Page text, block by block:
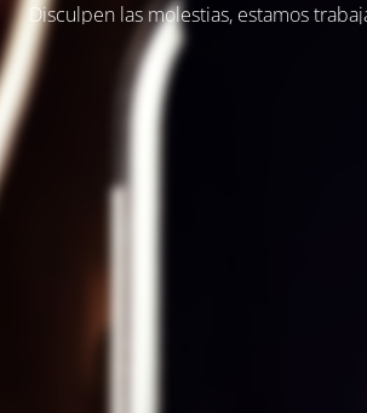
Disculpen las molestias, estamos